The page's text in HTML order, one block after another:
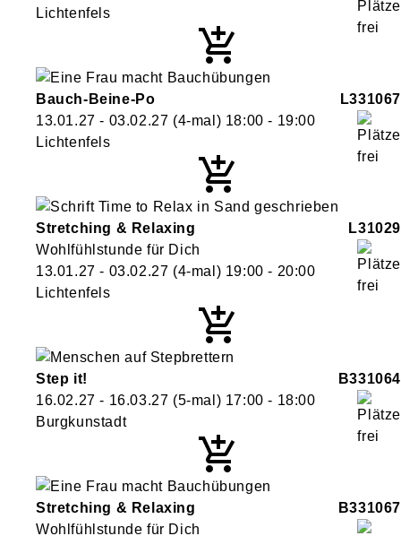
Lichtenfels
Bauch-Beine-Po
L331067
13.01.27 - 03.02.27 (4-mal) 18:00 - 19:00
Lichtenfels
Stretching & Relaxing
L31029
Wohlfühlstunde für Dich
13.01.27 - 03.02.27 (4-mal) 19:00 - 20:00
Lichtenfels
Step it!
B331064
16.02.27 - 16.03.27 (5-mal) 17:00 - 18:00
Burgkunstadt
Stretching & Relaxing
B331067
Wohlfühlstunde für Dich